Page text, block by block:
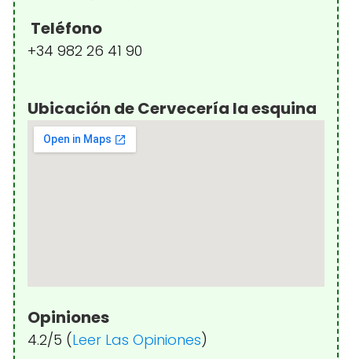
Teléfono
+34 982 26 41 90
Ubicación de Cervecería la esquina
Opiniones
4.2/5 (Leer Las Opiniones)